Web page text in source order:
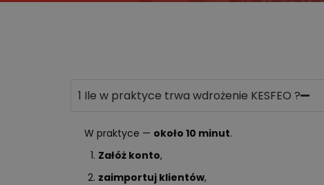
1 Ile w praktyce trwa wdrożenie KESFEO ?
W praktyce — około 10 minut.
Załóż konto,
zaimportuj klientów,